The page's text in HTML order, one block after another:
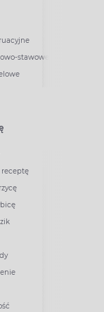
stawowe
receptę